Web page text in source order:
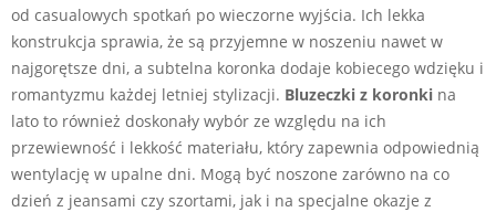
od casualowych spotkań po wieczorne wyjścia. Ich lekka
konstrukcja sprawia, że są przyjemne w noszeniu nawet w
najgorętsze dni, a subtelna koronka dodaje kobiecego wdzięku i
romantyzmu każdej letniej stylizacji. Bluzeczki z koronki na
lato to również doskonały wybór ze względu na ich
przewiewność i lekkość materiału, który zapewnia odpowiednią
wentylację w upalne dni. Mogą być noszone zarówno na co
dzień z jeansami czy szortami, jak i na specjalne okazje z